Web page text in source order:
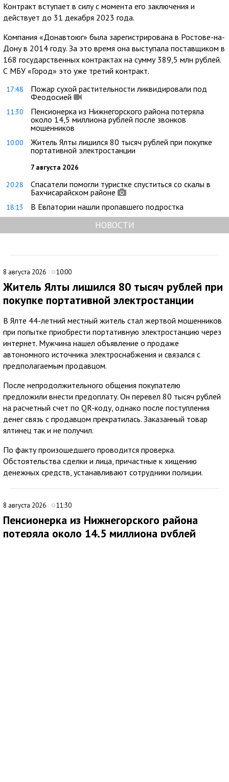
Контракт вступает в силу с момента его заключения и
действует до 31 декабря 2023 года.
Компания «Донавтоюг» была зарегистрирована в Ростове-на-
Дону в 2014 году. За это время она выступала поставщиком в
168 государственных контрактах на сумму 389,5 млн рублей.
С МБУ «Город» это уже третий контракт.
17:48
Пожар сухой растительности ликвидировали под
Феодосией
11:30
Пенсионерка из Нижнегорского района потеряла
около 14,5 миллиона рублей после звонков
мошенников
10:00
Житель Ялты лишился 80 тысяч рублей при покупке
портативной электростанции
7 августа 2026
20:28
Спасатели помогли туристке спуститься со скалы в
Бахчисарайском районе
18:13 В Евпатории нашли пропавшего подростка
НОВОСТИ
8 августа 2026 10:00
Житель Ялты лишился 80 тысяч рублей при
покупке портативной электростанции
В Ялте 44-летний местный житель стал жертвой мошенников
при попытке приобрести портативную электростанцию через
интернет. Мужчина нашел объявление о продаже
автономного источника электроснабжения и связался с
предполагаемым продавцом.
После непродолжительного общения покупателю
предложили внести предоплату. Он перевел 80 тысяч рублей
на расчетный счет по QR-коду, однако после поступления
денег связь с продавцом прекратилась. Заказанный товар
ялтинец так и не получил.
По факту произошедшего проводится проверка.
Обстоятельства сделки и лица, причастные к хищению
денежных средств, устанавливают сотрудники полиции.
8 августа 2026 11:30
Пенсионерка из Нижнегорского района
потеряла около 14,5 миллиона рублей